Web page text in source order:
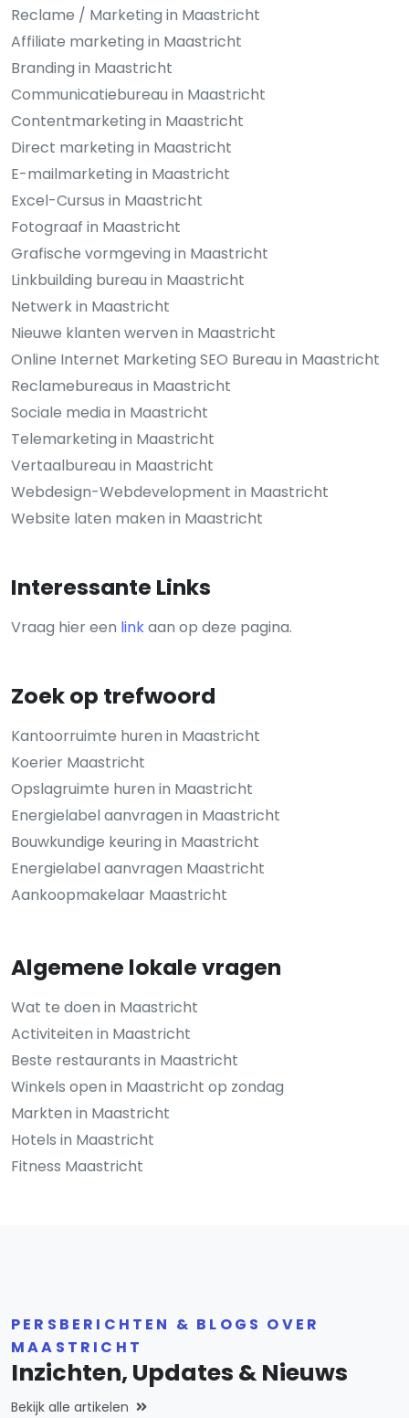
Reclame / Marketing in Maastricht
Affiliate marketing in Maastricht
Branding in Maastricht
Communicatiebureau in Maastricht
Contentmarketing in Maastricht
Direct marketing in Maastricht
E-mailmarketing in Maastricht
Excel-Cursus in Maastricht
Fotograaf in Maastricht
Grafische vormgeving in Maastricht
Linkbuilding bureau in Maastricht
Netwerk in Maastricht
Nieuwe klanten werven in Maastricht
Online Internet Marketing SEO Bureau in Maastricht
Reclamebureaus in Maastricht
Sociale media in Maastricht
Telemarketing in Maastricht
Vertaalbureau in Maastricht
Webdesign-Webdevelopment in Maastricht
Website laten maken in Maastricht
Interessante Links
Vraag hier een linkaan op deze pagina.
Zoek op trefwoord
Kantoorruimte huren in Maastricht
Koerier Maastricht
Opslagruimte huren in Maastricht
Energielabel aanvragen in Maastricht
Bouwkundige keuring in Maastricht
Energielabel aanvragen Maastricht
Aankoopmakelaar Maastricht
Algemene lokale vragen
Wat te doen in Maastricht
Activiteiten in Maastricht
Beste restaurants in Maastricht
Winkels open in Maastricht op zondag
Markten in Maastricht
Hotels in Maastricht
Fitness Maastricht
PERSBERICHTEN & BLOGS OVER
MAASTRICHT
Inzichten, Updates & Nieuws
Bekijk alle artikelen